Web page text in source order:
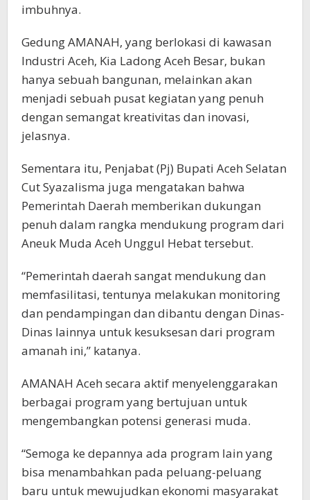
imbuhnya.
Gedung AMANAH, yang berlokasi di kawasan
Industri Aceh, Kia Ladong Aceh Besar, bukan
hanya sebuah bangunan, melainkan akan
menjadi sebuah pusat kegiatan yang penuh
dengan semangat kreativitas dan inovasi,
jelasnya.
Sementara itu, Penjabat (Pj) Bupati Aceh Selatan
Cut Syazalisma juga mengatakan bahwa
Pemerintah Daerah memberikan dukungan
penuh dalam rangka mendukung program dari
Aneuk Muda Aceh Unggul Hebat tersebut.
“Pemerintah daerah sangat mendukung dan
memfasilitasi, tentunya melakukan monitoring
dan pendampingan dan dibantu dengan Dinas-
Dinas lainnya untuk kesuksesan dari program
amanah ini,” katanya.
AMANAH Aceh secara aktif menyelenggarakan
berbagai program yang bertujuan untuk
mengembangkan potensi generasi muda.
“Semoga ke depannya ada program lain yang
bisa menambahkan pada peluang-peluang
baru untuk mewujudkan ekonomi masyarakat